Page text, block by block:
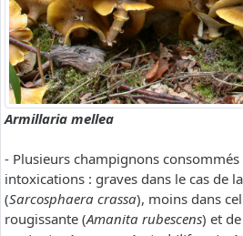
Armillaria mellea
- Plusieurs champignons
intoxications : graves dans le cas de
(Sarcosphaera crassa), moins dans
rougissante (Amanita rubescens) et